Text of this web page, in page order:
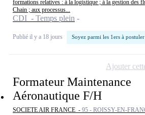
formations relatives : à la logistique ; à la gestion des
Chain ; aux processus...
CDI - Temps plein
Publié il y a 18 jours Soyez parmi les 1ers à postuler
Formateur Maintenance
Aéronautique F/H
SOCIETE AIR FRANCE - 95 - ROISSY-EN-
Ajouter